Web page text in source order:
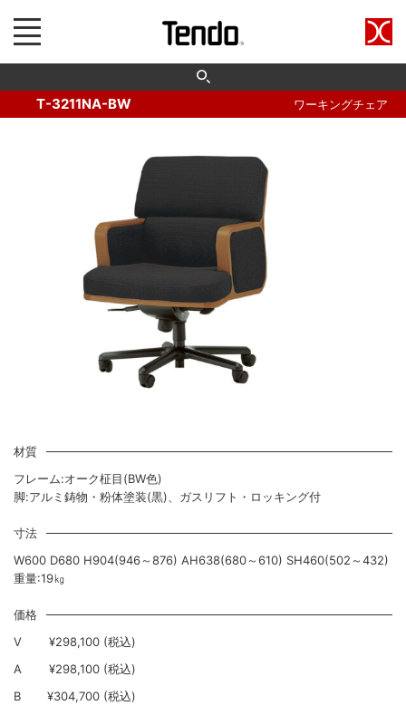
T-3211NA-BW ワーキングチェア
材質
フレーム:オーク柾目(BW色)
脚:アルミ鋳物・粉体塗装(黒)、ガスリフト・ロッキング付
寸法
W600 D680 H904(946～876) AH638(680～610) SH460(502～432)
重量:19㎏
価格
V
¥298,100 (税込)
A
¥298,100 (税込)
B
¥304,700 (税込)